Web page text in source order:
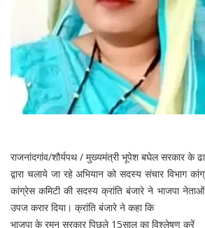
राजनांदगांव/शौर्यपथ / मुख्यमंत्री भूपेश बघेल सरकार के
द्वारा चलाये जा रहे अभियान को सदस्य संचार विभाग
कांग्रेस कमिटी की सदस्य क्रांति बंजारे ने भाजपा
उपज करार दिया। क्रांति बंजारे ने कहा कि
भाजपा के रमन सरकार पिछले 15साल का विश्लेषण करें